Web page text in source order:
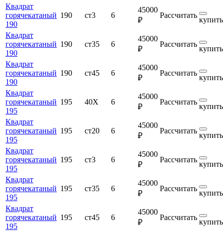
Квадрат
горячекатаный
190
190 ст3 6
45000
₽
Рассчитать
купить
Квадрат
горячекатаный
190
190 ст35 6
45000
₽
Рассчитать
купить
Квадрат
горячекатаный
190
190 ст45 6
45000
₽
Рассчитать
купить
Квадрат
горячекатаный
195
195 40Х 6
45000
₽
Рассчитать
купить
Квадрат
горячекатаный
195
195 ст20 6
45000
₽
Рассчитать
купить
Квадрат
горячекатаный
195
195 ст3 6
45000
₽
Рассчитать
купить
Квадрат
горячекатаный
195
195 ст35 6
45000
₽
Рассчитать
купить
Квадрат
горячекатаный
195
195 ст45 6
45000
₽
Рассчитать
купить